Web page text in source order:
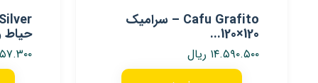
Cafu Grafito – سرامیک
120×120...
۱۴.۵۹۰.۵۰۰ ریال
حیاط